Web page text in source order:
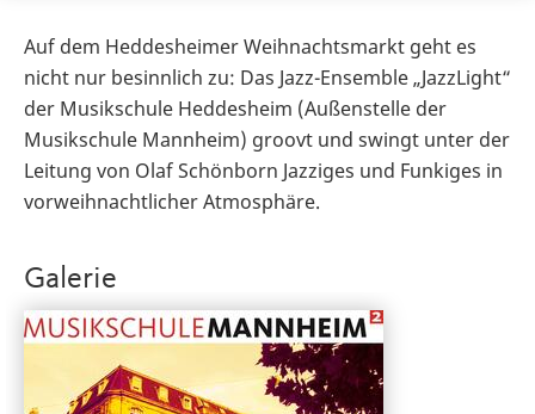
Auf dem Heddesheimer Weihnachtsmarkt geht es
nicht nur besinnlich zu: Das Jazz-Ensemble „JazzLight“
der Musikschule Heddesheim (Außenstelle der
Musikschule Mannheim) groovt und swingt unter der
Leitung von Olaf Schönborn Jazziges und Funkiges in
vorweihnachtlicher Atmosphäre.
Galerie